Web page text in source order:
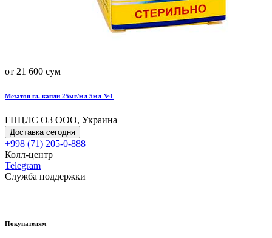
от 21 600 сум
Мезатон гл. капли 25мг/мл 5мл №1
ГНЦЛС ОЗ ООО, Украина
Доставка сегодня
+998 (71) 205-0-888
Колл-центр
Telegram
Служба поддержки
Покупателям